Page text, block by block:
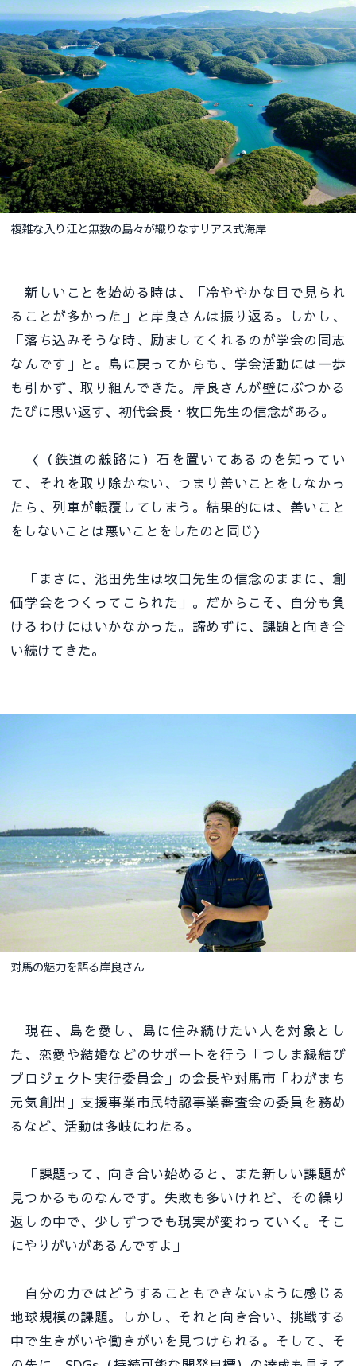
複雑な入り江と無数の島々が織りなすリアス式海岸
新しいことを始める時は、「冷ややかな目で見られ
ることが多かった」と岸良さんは振り返る。しかし、
「落ち込みそうな時、励ましてくれるのが学会の同志
なんです」と。島に戻ってからも、学会活動には一歩
も引かず、取り組んできた。岸良さんが壁にぶつかる
たびに思い返す、初代会長・牧口先生の信念がある。
〈（鉄道の線路に）石を置いてあるのを知ってい
て、それを取り除かない、つまり善いことをしなかっ
たら、列車が転覆してしまう。結果的には、善いこと
をしないことは悪いことをしたのと同じ〉
「まさに、池田先生は牧口先生の信念のままに、創
価学会をつくってこられた」。だからこそ、自分も負
けるわけにはいかなかった。諦めずに、課題と向き合
い続けてきた。
対馬の魅力を語る岸良さん
現在、島を愛し、島に住み続けたい人を対象とし
た、恋愛や結婚などのサポートを行う「つしま縁結び
プロジェクト実行委員会」の会長や対馬市「わがまち
元気創出」支援事業市民特認事業審査会の委員を務め
るなど、活動は多岐にわたる。
「課題って、向き合い始めると、また新しい課題が
見つかるものなんです。失敗も多いけれど、その繰り
返しの中で、少しずつでも現実が変わっていく。そこ
にやりがいがあるんですよ」
自分の力ではどうすることもできないように感じる
地球規模の課題。しかし、それと向き合い、挑戦する
中で生きがいや働きがいを見つけられる。そして、そ